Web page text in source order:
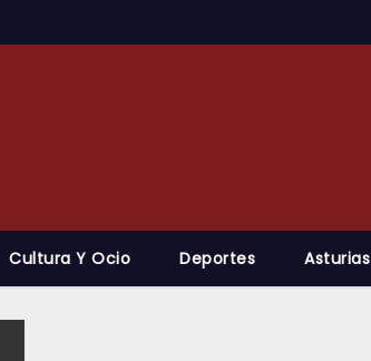
Cultura Y Ocio Deportes Asturias